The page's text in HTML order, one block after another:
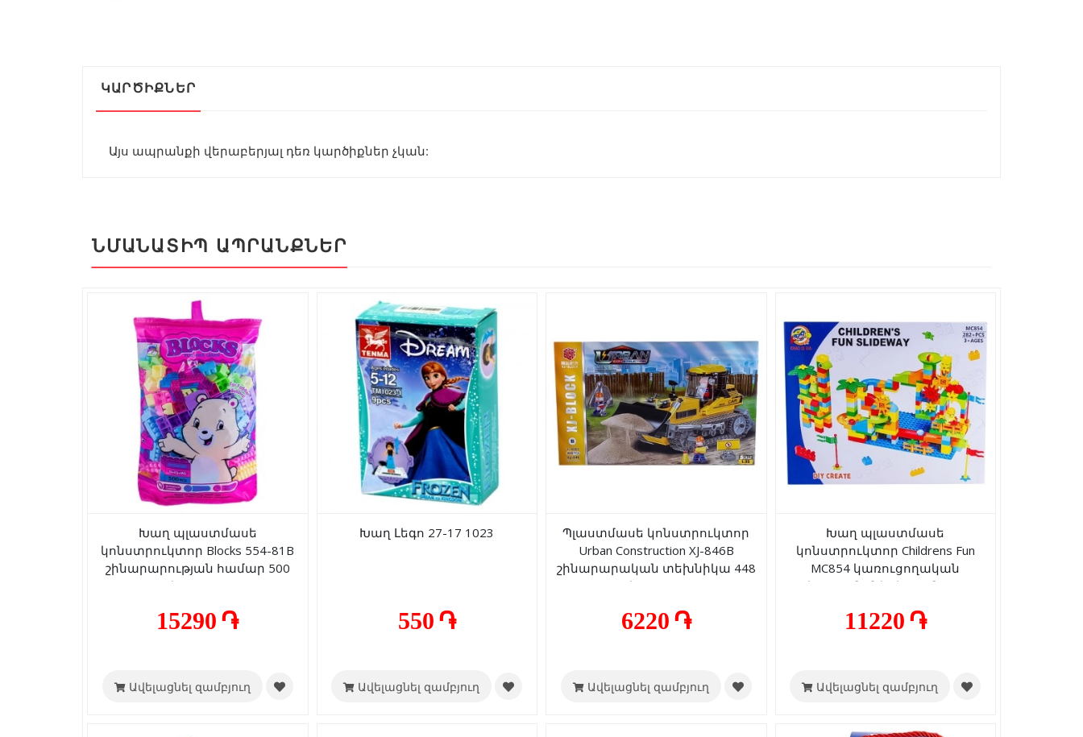
ԿԱՐԾԻՔՆԵՐ
Այս ապրանքի վերաբերյալ դեռ կարծիքներ չկան:
ՆՄԱՆԱՏԻՊ ԱՊՐԱՆՔՆԵՐ
Խաղ պլաստմասե
կոնստրուկտոր Blocks 554-81B
շինարարության համար 500
կտոր 3+
15290 ֏
Ավելացնել զամբյուղ
Խաղ Լեգո 27-17 1023
550 ֏
Ավելացնել զամբյուղ
Պլաստմասե կոնստրուկտոր
Urban Construction XJ-846B
շինարարական տեխնիկա 448
կտոր 6+
6220 ֏
Ավելացնել զամբյուղ
Խաղ պլաստմասե
կոնստրուկտոր Childrens Fun
MC854 կառուցողական
աշխատանքների համար 282
11220 ֏
Ավելացնել զամբյուղ